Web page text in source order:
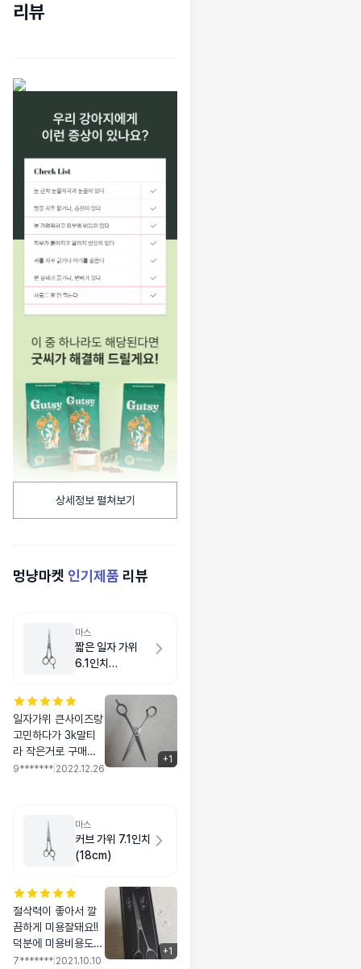
리뷰
상세정보 펼쳐보기
멍냥마켓 인기제품 리뷰
마스
짧은 일자 가위
6.1인치
일자가위 큰사이즈랑
고민하다가 3k말티
라 작은거로 구매했
어요 가볍고 사용하
9******* 2022.12.26
+1
마스
커브 가위 7.1인치
(18cm)
절삭력이 좋아서 깔
끔하게 미용잘돼요!!
덕분에 미용비용도
줄이고 내맘에 쏙드
7******* 2021.10.10
+1